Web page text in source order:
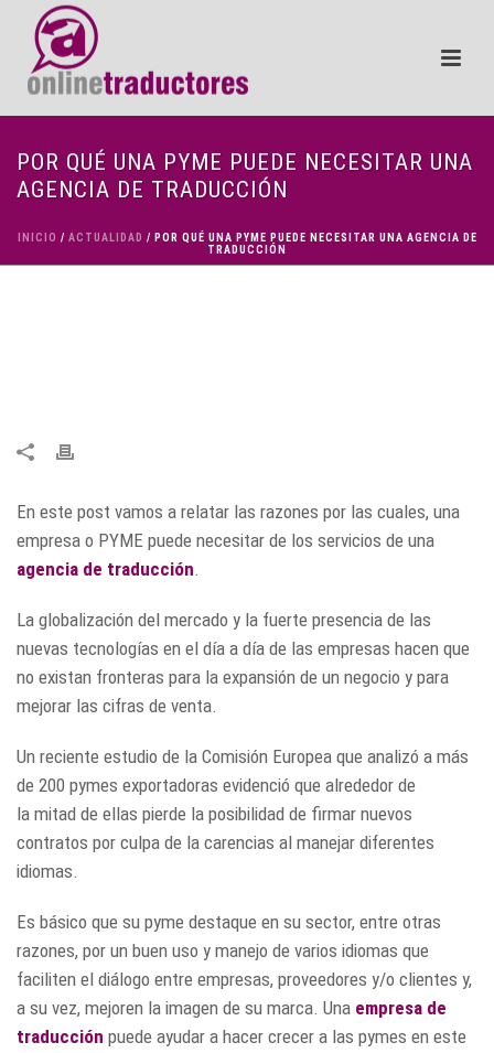
POR QUÉ UNA PYME PUEDE NECESITAR UNA
AGENCIA DE TRADUCCIÓN
INICIO / ACTUALIDAD / POR QUÉ UNA PYME PUEDE NECESITAR UNA AGENCIA DE
TRADUCCIÓN
En este post vamos a relatar las razones por las cuales, una
empresa o PYME puede necesitar de los servicios de una
agencia de traducción.
La globalización del mercado y la fuerte presencia de las
nuevas tecnologías en el día a día de las empresas hacen que
no existan fronteras para la expansión de un negocio y para
mejorar las cifras de venta.
Un reciente estudio de la Comisión Europea que analizó a más
de 200 pymes exportadoras evidenció que alrededor de
la mitad de ellas pierde la posibilidad de firmar nuevos
contratos por culpa de la carencias al manejar diferentes
idiomas.
Es básico que su pyme destaque en su sector, entre otras
razones, por un buen uso y manejo de varios idiomas que
faciliten el diálogo entre empresas, proveedores y/o clientes y,
a su vez, mejoren la imagen de su marca. Una empresa de
traducción puede ayudar a hacer crecer a las pymes en este